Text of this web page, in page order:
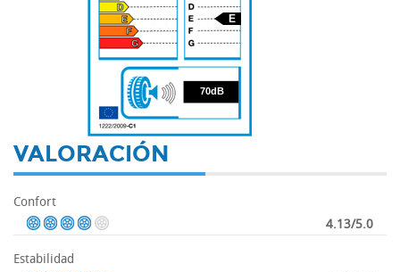
70
E
70dB
VALORACIÓN
Confort
4.13/5.0
Estabilidad